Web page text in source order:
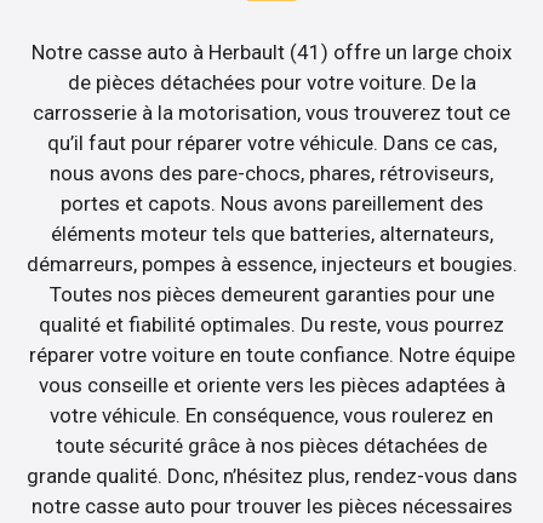
Notre casse auto à Herbault (41) offre un large choix
de pièces détachées pour votre voiture. De la
carrosserie à la motorisation, vous trouverez tout ce
qu’il faut pour réparer votre véhicule. Dans ce cas,
nous avons des pare-chocs, phares, rétroviseurs,
portes et capots. Nous avons pareillement des
éléments moteur tels que batteries, alternateurs,
démarreurs, pompes à essence, injecteurs et bougies.
Toutes nos pièces demeurent garanties pour une
qualité et fiabilité optimales. Du reste, vous pourrez
réparer votre voiture en toute confiance. Notre équipe
vous conseille et oriente vers les pièces adaptées à
votre véhicule. En conséquence, vous roulerez en
toute sécurité grâce à nos pièces détachées de
grande qualité. Donc, n’hésitez plus, rendez-vous dans
notre casse auto pour trouver les pièces nécessaires